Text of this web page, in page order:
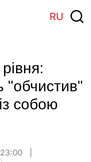
RU
"обчистив"
собою